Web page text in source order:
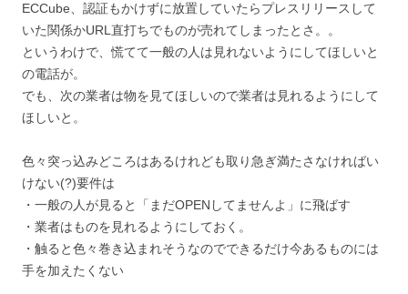
ECCube、認証もかけずに放置していたらプレスリリースして
いた関係かURL直打ちでものが売れてしまったとさ。。
というわけで、慌てて一般の人は見れないようにしてほしいと
の電話が。
でも、次の業者は物を見てほしいので業者は見れるようにして
ほしいと。
色々突っ込みどころはあるけれども取り急ぎ満たさなければい
けない(?)要件は
・一般の人が見ると「まだOPENしてませんよ」に飛ばす
・業者はものを見れるようにしておく。
・触ると色々巻き込まれそうなのでできるだけ今あるものには
手を加えたくない